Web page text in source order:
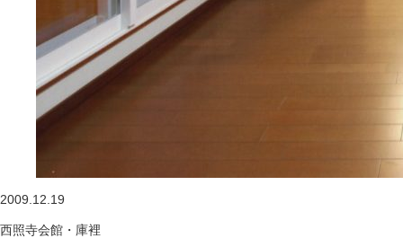
2009.12.19
西照寺会館・庫裡